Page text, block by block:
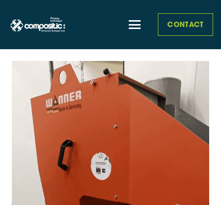
CONTACT